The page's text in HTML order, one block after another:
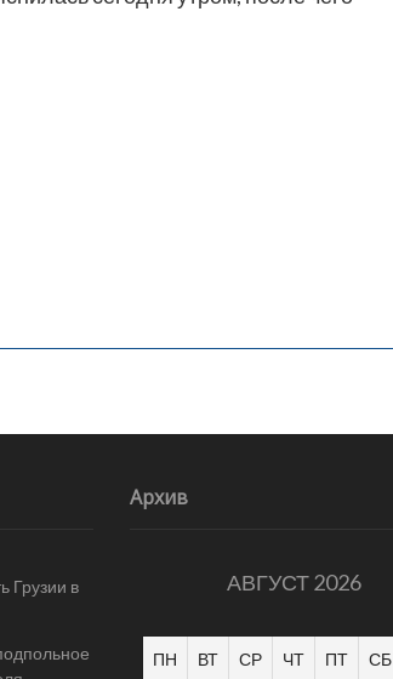
Грузии в
Архив
АВГУСТ 2026
ПН ВТ СР ЧТ ПТ СБ